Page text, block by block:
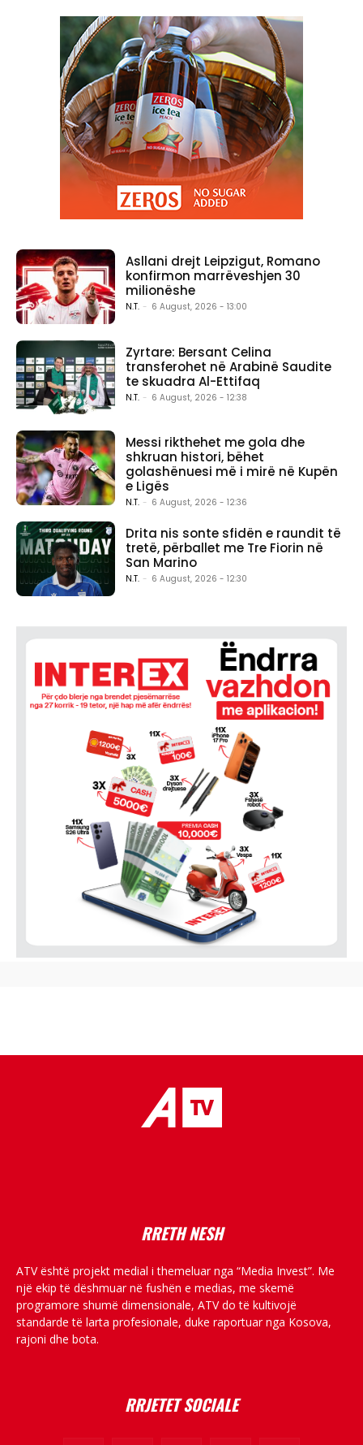
Asllani drejt Leipzigut, Romano
konfirmon marrëveshjen 30
milionëshe
N.T. - 6 August, 2026 - 13:00
Zyrtare: Bersant Celina
transferohet në Arabinë Saudite
te skuadra Al-Ettifaq
N.T. - 6 August, 2026 - 12:38
Messi rikthehet me gola dhe
shkruan histori, bëhet
golashënuesi më i mirë në Kupën
e Ligës
N.T. - 6 August, 2026 - 12:36
Drita nis sonte sfidën e raundit të
tretë, përballet me Tre Fiorin në
San Marino
N.T. - 6 August, 2026 - 12:30
RRETH NESH
ATV është projekt medial i themeluar nga “Media Invest”. Me
një ekip të dëshmuar në fushën e medias, me skemë
programore shumë dimensionale, ATV do të kultivojë
standarde të larta profesionale, duke raportuar nga Kosova,
rajoni dhe bota.
RRJETET SOCIALE